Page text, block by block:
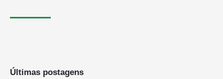
Últimas postagens